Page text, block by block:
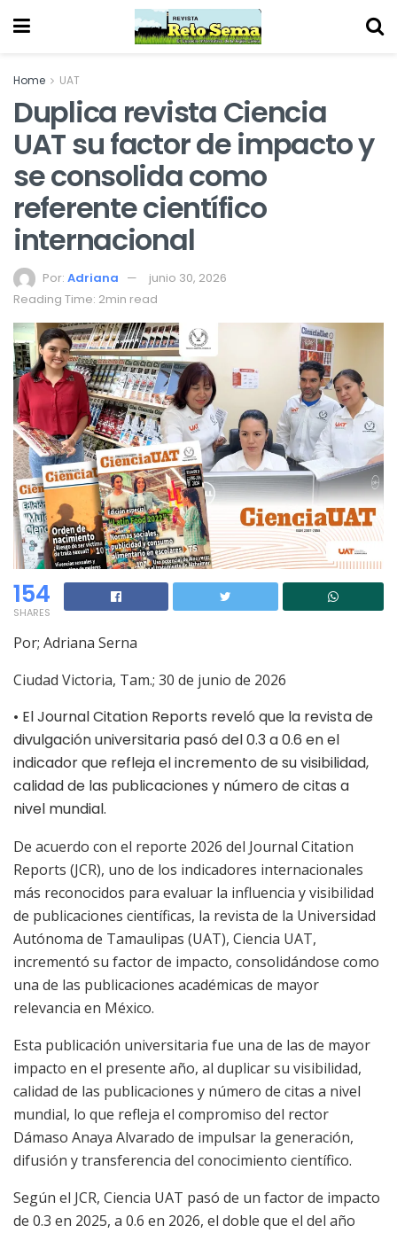
Home UAT
Duplica revista Ciencia
UAT su factor de impacto y
se consolida como
referente científico
internacional
Por: Adriana
junio 30, 2026
Reading Time: 2min read
154
SHARES
Por; Adriana Serna
Ciudad Victoria, Tam.; 30 de junio de 2026
• El Journal Citation Reports reveló que la revista de
divulgación universitaria pasó del 0.3 a 0.6 en el
indicador que refleja el incremento de su visibilidad,
calidad de las publicaciones y número de citas a
nivel mundial.
De acuerdo con el reporte 2026 del Journal Citation
Reports (JCR), uno de los indicadores internacionales
más reconocidos para evaluar la influencia y visibilidad
de publicaciones científicas, la revista de la Universidad
Autónoma de Tamaulipas (UAT), Ciencia UAT,
incrementó su factor de impacto, consolidándose como
una de las publicaciones académicas de mayor
relevancia en México.
Esta publicación universitaria fue una de las de mayor
impacto en el presente año, al duplicar su visibilidad,
calidad de las publicaciones y número de citas a nivel
mundial, lo que refleja el compromiso del rector
Dámaso Anaya Alvarado de impulsar la generación,
difusión y transferencia del conocimiento científico.
Según el JCR, Ciencia UAT pasó de un factor de impacto
de 0.3 en 2025, a 0.6 en 2026, el doble que el del año